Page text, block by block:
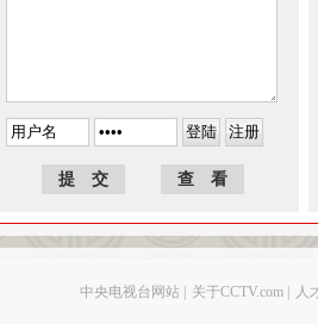
中央电视台网站 关于CCTV.com 人